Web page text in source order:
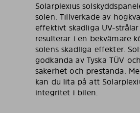
Solarplexius
solen. Tillverkade av
effektivt skadliga UV-
resulterar i en bekvämare
solens skadliga effekter.
godkända av Tyska TÜV
säkerhet och prestanda.
kan du lita på att
integritet i bilen.